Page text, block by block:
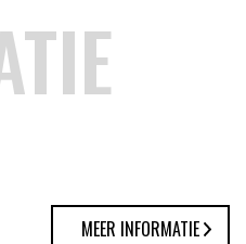
MEER INFORMATIE